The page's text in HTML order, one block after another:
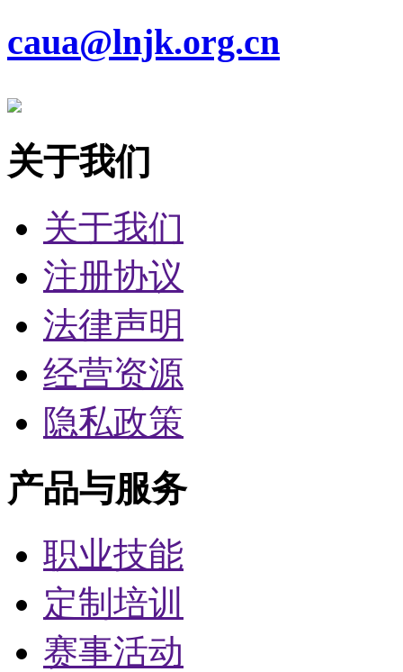
caua@lnjk.org.cn
关于我们
关于我们
注册协议
法律声明
经营资源
隐私政策
产品与服务
职业技能
定制培训
赛事活动